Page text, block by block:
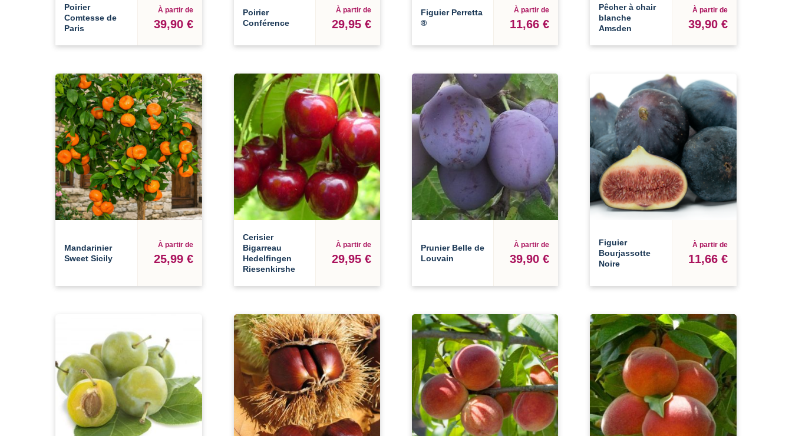
Poirier
Comtesse de
Paris
À partir de
39,90 €
Poirier
Conférence
À partir de
29,95 €
Figuier Perretta
®
À partir de
11,66 €
Pêcher à chair
blanche
Amsden
À partir de
39,90 €
Mandarinier
Sweet Sicily
À partir de
25,99 €
Cerisier
Bigarreau
Hedelfingen
Riesenkirshe
À partir de
29,95 €
Prunier Belle de
Louvain
À partir de
39,90 €
Figuier
Bourjassotte
Noire
À partir de
11,66 €